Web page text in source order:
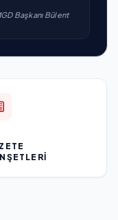
Başkanı Bülent